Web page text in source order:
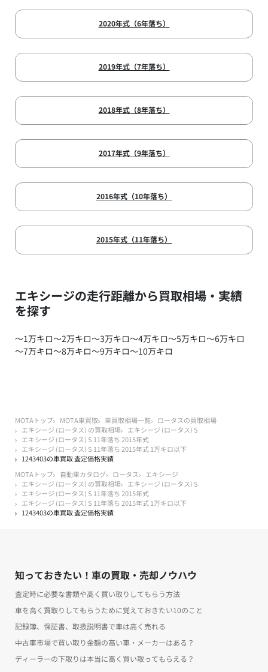
2020年式（6年落ち）
2019年式（7年落ち）
2018年式（8年落ち）
2017年式（9年落ち）
2016年式（10年落ち）
2015年式（11年落ち）
エキシージの走行距離から買取相場・実績
を探す
～1万キロ～2万キロ～3万キロ～4万キロ～5万キロ～6万キロ
～7万キロ～8万キロ～9万キロ～10万キロ
MOTAトップ MOTA車買取 車買取相場一覧
ロータスの買取相場
エキシージ (ロータス) の買取相場
エキシージ (ロータス) S
エキシージ (ロータス) S 11年落ち 2015年式
エキシージ (ロータス) S 11年落ち 2015年式 1万キロ以下
1243403の車買取 査定価格実績
MOTAトップ
自動車カタログ ロータス
エキシージ
エキシージ (ロータス) の買取相場
エキシージ (ロータス) S
エキシージ (ロータス) S 11年落ち 2015年式
エキシージ (ロータス) S 11年落ち 2015年式 1万キロ以下
1243403の車買取 査定価格実績
知っておきたい！車の買取・売却ノウハウ
査定時に必要な書類や高く買い取りしてもらう方法
車を高く買取りしてもらうために覚えておきたい10のこと
記録簿、保証書、取扱説明書で車は高く売れる
中古車市場で買い取り金額の高い車・メーカーはある？
ディーラーの下取りは本当に高く買い取ってもらえる？